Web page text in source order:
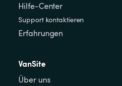
Hilfe-Center
Support kontaktieren
Erfahrungen
VanSite
Über uns